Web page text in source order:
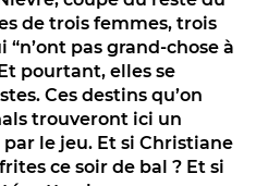
de trois femmes, trois
pas grand-chose à
pourtant, elles se
Ces destins qu’on
trouveront ici un
le jeu. Et si Christiane
ce soir de bal ? Et si